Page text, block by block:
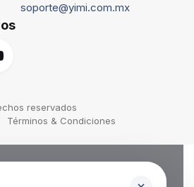
soporte@yimi.com.mx
reservados
Términos & Condiciones